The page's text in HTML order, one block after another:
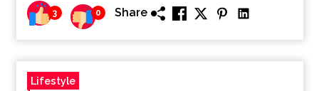
3 0 Share
Lifestyle